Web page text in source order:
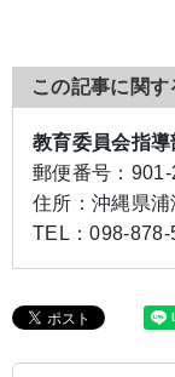
この記事に関
教育委員会指
郵便番号： 901-
住所： 沖縄県
TEL：098-878-